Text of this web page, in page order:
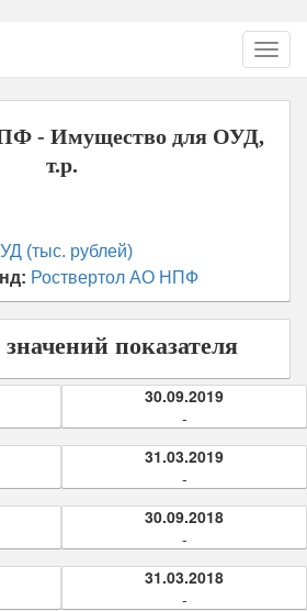
- Имущество для ОУД,
т.р.
(тыс. рублей)
Роствертол АО НПФ
показателя
30.09.2019
-
31.03.2019
-
30.09.2018
-
31.03.2018
-